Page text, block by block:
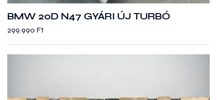
BMW 20D N47 GYÁRI ÚJ TURBÓ
299.990 Ft